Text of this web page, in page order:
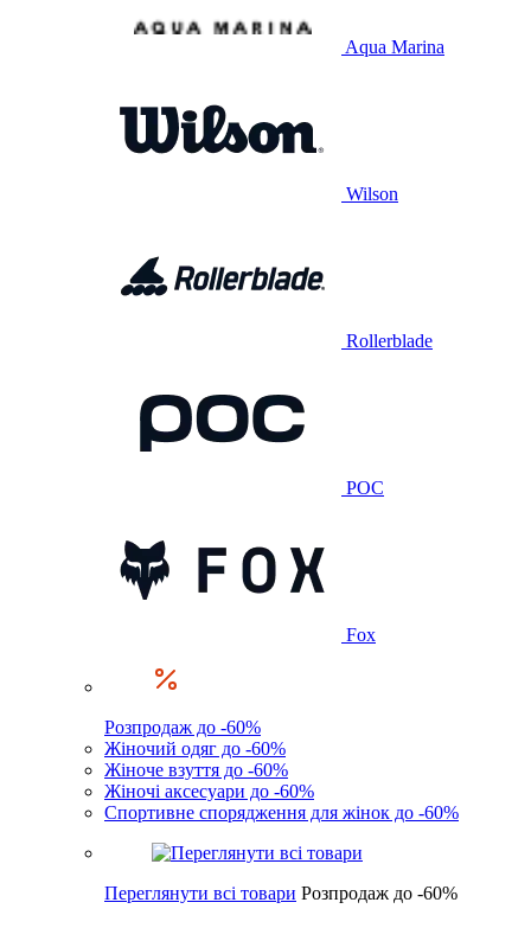
Aqua Marina
Wilson
Rollerblade
POC
Fox
Розпродаж до -60%
Жіночий одяг до -60%
Жіноче взуття до -60%
Жіночі аксесуари до -60%
Спортивне спорядження для жінок до -60%
Переглянути всі товари Розпродаж до -60%